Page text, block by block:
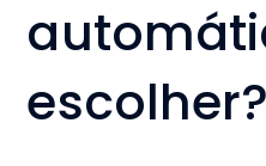
escolher?